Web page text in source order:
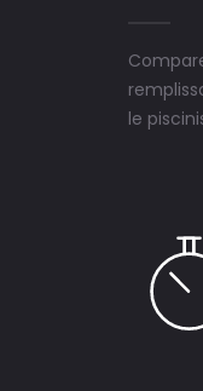
le
ne peut plus